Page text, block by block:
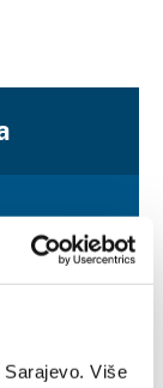
Sarajevo. Više